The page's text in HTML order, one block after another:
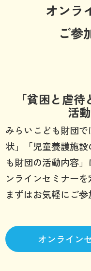
オンラ
ご参
「貧困と虐
活
みらいこども財団
状」「児童養護施
も財団の活動内容
ンラインセミナーを
まずはお気軽にご参
オンライン